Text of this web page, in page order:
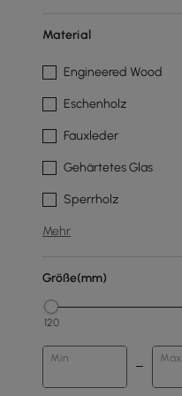
Material
Engineered Wood
Eschenholz
Fauxleder
Gehärtetes Glas
Sperrholz
Mehr
Größe(mm)
120
Min Max